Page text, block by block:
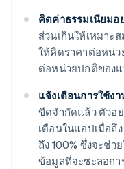
คิดค่าธรรมเนียมอ
ส่วนเกินให้เหมา
ให้คิดราคาต่อหน่ว
ต่อหน่วยปกติของแ
แจ้งเตือนการใช้งา
ขีดจํากัดแล้ว ตัวอ
เตือนในแอปเมื่อถึ
ถึง 100% ซึ่งจะช่
ข้อมูลที่จะชะลอกา